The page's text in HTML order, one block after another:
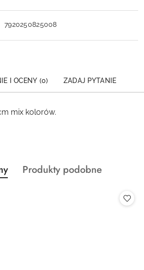
7920250825008
I OCENY (0) ZADAJ PYTANIE
mix kolorów.
produktów
Produkty
Produkty podobne